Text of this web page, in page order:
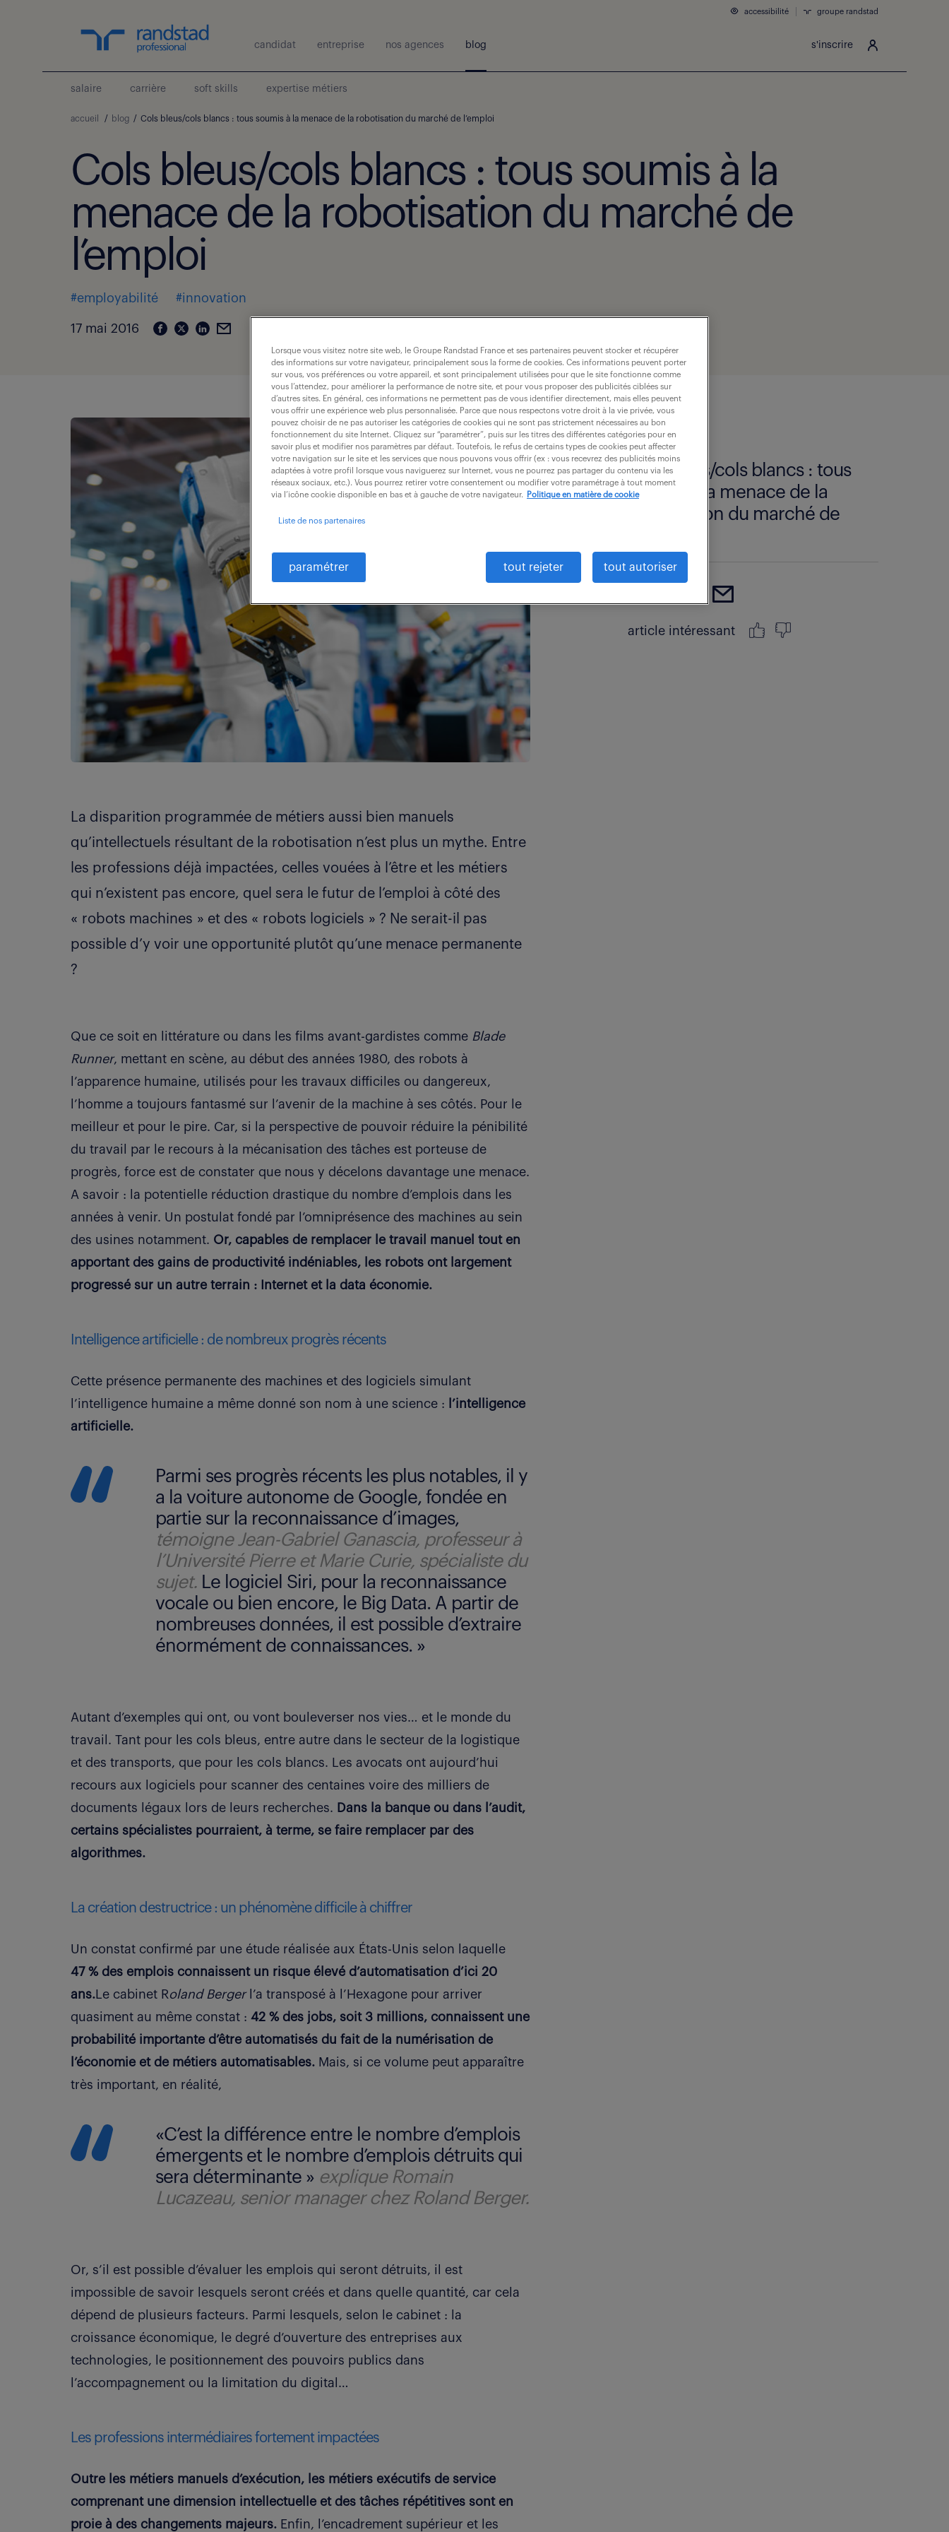
s'inscrire
accessibilité groupe randstad
candidat entreprise nos agences blog
salaire carrière soft skills expertise métiers
accueil / blog / Cols bleus/cols blancs : tous soumis à la menace de la robotisation du marché de l’emploi
Cols bleus/cols blancs : tous soumis à la
menace de la robotisation du marché de
l’emploi
#employabilité #innovation
17 mai 2016
La disparition programmée de métiers aussi bien manuels
qu’intellectuels résultant de la robotisation n’est plus un mythe. Entre
les professions déjà impactées, celles vouées à l’être et les métiers
qui n’existent pas encore, quel sera le futur de l’emploi à côté des
« robots machines » et des « robots logiciels » ? Ne serait-il pas
possible d’y voir une opportunité plutôt qu’une menace permanente
?
Que ce soit en littérature ou dans les films avant-gardistes comme Blade
Runner, mettant en scène, au début des années 1980, des robots à
l’apparence humaine, utilisés pour les travaux difficiles ou dangereux,
l’homme a toujours fantasmé sur l’avenir de la machine à ses côtés. Pour le
meilleur et pour le pire. Car, si la perspective de pouvoir réduire la pénibilité
du travail par le recours à la mécanisation des tâches est porteuse de
progrès, force est de constater que nous y décelons davantage une menace.
A savoir : la potentielle réduction drastique du nombre d’emplois dans les
années à venir. Un postulat fondé par l’omniprésence des machines au sein
des usines notamment. Or, capables de remplacer le travail manuel tout en
apportant des gains de productivité indéniables, les robots ont largement
progressé sur un autre terrain : Internet et la data économie.
Intelligence artificielle : de nombreux progrès récents
Cette présence permanente des machines et des logiciels simulant
l’intelligence humaine a même donné son nom à une science : l’intelligence
artificielle.
Parmi ses progrès récents les plus notables, il y
a la voiture autonome de Google, fondée en
partie sur la reconnaissance d’images,
témoigne Jean-Gabriel Ganascia, professeur à
l’Université Pierre et Marie Curie, spécialiste du
sujet. Le logiciel Siri, pour la reconnaissance
vocale ou bien encore, le Big Data. A partir de
nombreuses données, il est possible d’extraire
énormément de connaissances. »
Autant d’exemples qui ont, ou vont bouleverser nos vies… et le monde du
travail. Tant pour les cols bleus, entre autre dans le secteur de la logistique
et des transports, que pour les cols blancs. Les avocats ont aujourd’hui
recours aux logiciels pour scanner des centaines voire des milliers de
documents légaux lors de leurs recherches. Dans la banque ou dans l’audit,
certains spécialistes pourraient, à terme, se faire remplacer par des
algorithmes.
La création destructrice : un phénomène difficile à chiffrer
Un constat confirmé par une étude réalisée aux États-Unis selon laquelle
47 % des emplois connaissent un risque élevé d’automatisation d’ici 20
ans.Le cabinet Roland Bergerl’a transposé à l’Hexagone pour arriver
quasiment au même constat : 42 % des jobs, soit 3 millions, connaissent une
probabilité importante d’être automatisés du fait de la numérisation de
l’économie et de métiers automatisables. Mais, si ce volume peut apparaître
très important, en réalité,
«C’est la différence entre le nombre d’emplois
émergents et le nombre d’emplois détruits qui
sera déterminante » explique Romain
Lucazeau, senior manager chez Roland Berger.
Or, s’il est possible d’évaluer les emplois qui seront détruits, il est
impossible de savoir lesquels seront créés et dans quelle quantité, car cela
dépend de plusieurs facteurs. Parmi lesquels, selon le cabinet : la
croissance économique, le degré d’ouverture des entreprises aux
technologies, le positionnement des pouvoirs publics dans
l’accompagnement ou la limitation du digital…
Les professions intermédiaires fortement impactées
Outre les métiers manuels d’exécution, les métiers exécutifs de service
comprenant une dimension intellectuelle et des tâches répétitives sont en
proie à des changements majeurs. Enfin, l’encadrement supérieur et les
Cols bleus/cols blancs : tous
soumis à la menace de la
robotisation du marché de
article intéressant
Lorsque vous visitez notre site web, le Groupe Randstad France et ses partenaires peuvent stocker et récupérer
des informations sur votre navigateur, principalement sous la forme de cookies. Ces informations peuvent porter
sur vous, vos préférences ou votre appareil, et sont principalement utilisées pour que le site fonctionne comme
vous l’attendez, pour améliorer la performance de notre site, et pour vous proposer des publicités ciblées sur
d’autres sites. En général, ces informations ne permettent pas de vous identifier directement, mais elles peuvent
vous offrir une expérience web plus personnalisée. Parce que nous respectons votre droit à la vie privée, vous
pouvez choisir de ne pas autoriser les catégories de cookies qui ne sont pas strictement nécessaires au bon
fonctionnement du site Internet. Cliquez sur “paramétrer”, puis sur les titres des différentes catégories pour en
savoir plus et modifier nos paramètres par défaut. Toutefois, le refus de certains types de cookies peut affecter
votre navigation sur le site et les services que nous pouvons vous offrir (ex : vous recevrez des publicités moins
adaptées à votre profil lorsque vous naviguerez sur Internet, vous ne pourrez pas partager du contenu via les
réseaux sociaux, etc.). Vous pourrez retirer votre consentement ou modifier votre paramétrage à tout moment
via l’icône cookie disponible en bas et à gauche de votre navigateur.
Politique en matière de cookie
Liste de nos partenaires
paramétrer tout rejeter tout autoriser